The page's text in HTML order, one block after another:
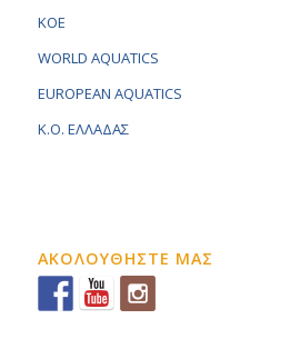
KOE
WORLD AQUATICS
EUROPEAN AQUATICS
K.O. ΕΛΛΑΔΑΣ
ΑΚΟΛΟΥΘΗΣΤΕ ΜΑΣ